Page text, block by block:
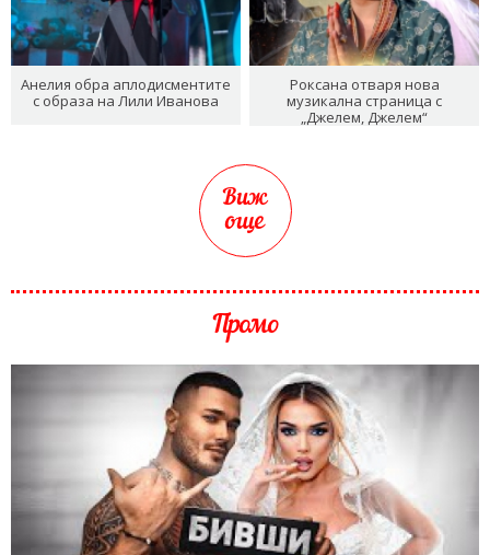
Анелия обра аплодисментите
с образа на Лили Иванова
Роксана отваря нова
музикална страница с
„Джелем, Джелем“
Виж
още
Промо